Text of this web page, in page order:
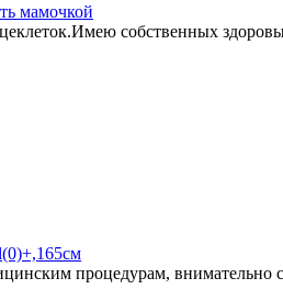
мамочкой
собственных
процедурам,